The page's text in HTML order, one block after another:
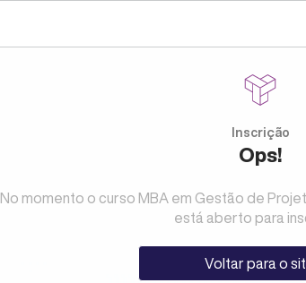
Inscrição
Ops!
No momento o curso MBA em Gestão de
está aberto para
Voltar para o